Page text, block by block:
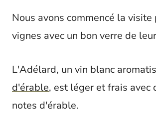
Nous avons commencé la visite
vignes avec un bon verre de leur
L'Adélard, un vin blanc
d'érable, est léger et frais avec
notes d'érable.